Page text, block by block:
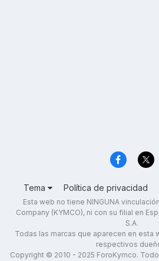
Tema Política de privacidad
Esta web no tiene NINGUNA
Company (KYMCO), ni con su filial en
S.A.
Todas las marcas que aparecen en esta
respectivos
Copyright © 2010 - 2025 ForoKymco.